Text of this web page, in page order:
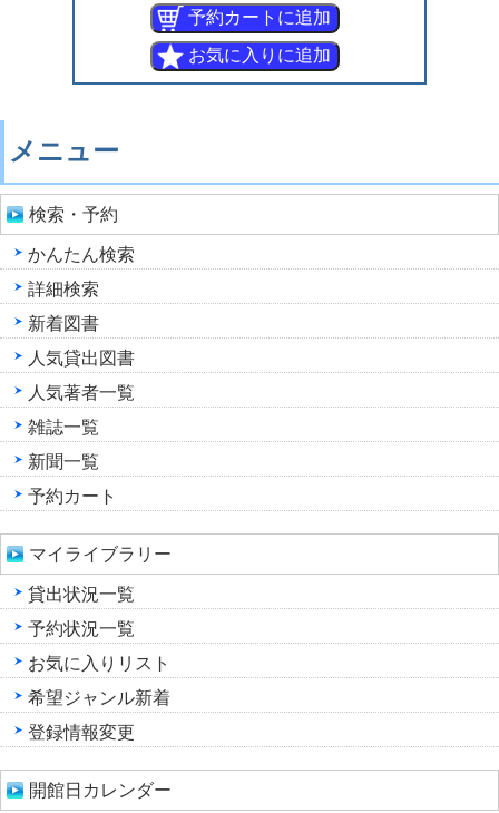
メニュー
検索・予約
かんたん検索
詳細検索
新着図書
人気貸出図書
人気著者一覧
雑誌一覧
新聞一覧
予約カート
マイライブラリー
貸出状況一覧
予約状況一覧
お気に入りリスト
希望ジャンル新着
登録情報変更
開館日カレンダー